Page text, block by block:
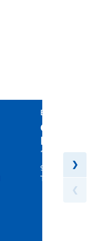
Baccalauréat
Politique
1-227-1-0
90 crédits
Temps plein ,
❯
❮